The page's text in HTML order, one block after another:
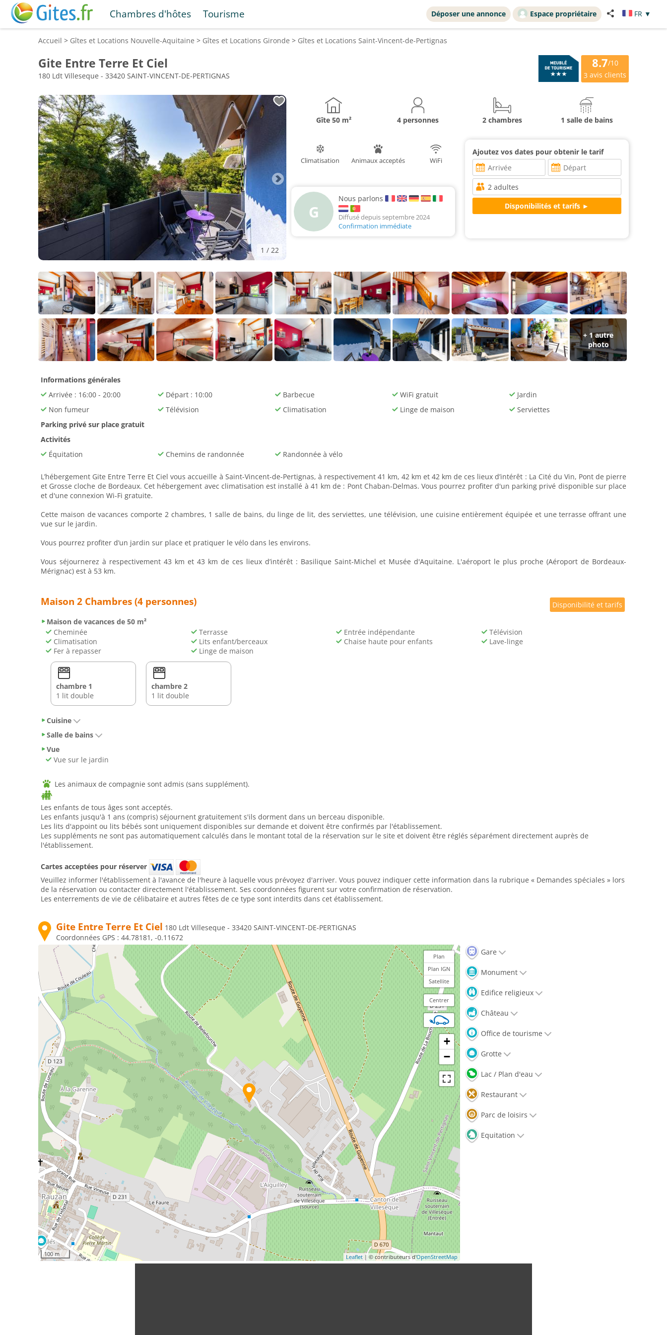
Chambres d'hôtes Tourisme Déposer une annonce Espace propriétaire FR ▼
Accueil > Gîtes et Locations Nouvelle-Aquitaine > Gîtes et Locations Gironde > Gîtes et Locations Saint-Vincent-de-Pertignas
8.7/10
3 avis clients
Gite Entre Terre Et Ciel
180 Ldt Villeseque - 33420 SAINT-VINCENT-DE-PERTIGNAS
1 / 22
Gîte 50 m² 4 personnes 2 chambres 1 salle de bains
Climatisation Animaux acceptés WiFi
Ajoutez vos dates pour obtenir le tarif
G
Nous parlons
Diffusé depuis septembre 2024
Confirmation immédiate
+ 1 autre
photo
Informations générales
Arrivée : 16:00 - 20:00
Départ : 10:00 Barbecue WiFi gratuit
Jardin
Non fumeur
Télévision Climatisation Linge de maison
Serviettes
Parking privé sur place gratuit
Activités
Équitation
Chemins de randonnée Randonnée à vélo
L’hébergement Gite Entre Terre Et Ciel vous accueille à Saint-Vincent-de-Pertignas, à respectivement 41 km, 42 km et 42 km de ces lieux d’intérêt : La Cité du Vin, Pont de pierre
et Grosse cloche de Bordeaux. Cet hébergement avec climatisation est installé à 41 km de : Pont Chaban-Delmas. Vous pourrez profiter d'un parking privé disponible sur place
et d'une connexion Wi-Fi gratuite.
Cette maison de vacances comporte 2 chambres, 1 salle de bains, du linge de lit, des serviettes, une télévision, une cuisine entièrement équipée et une terrasse offrant une
vue sur le jardin.
Vous pourrez profiter d’un jardin sur place et pratiquer le vélo dans les environs.
Vous séjournerez à respectivement 43 km et 43 km de ces lieux d’intérêt : Basilique Saint-Michel et Musée d'Aquitaine. L'aéroport le plus proche (Aéroport de Bordeaux-
Mérignac) est à 53 km.
Maison 2 Chambres (4 personnes)
Maison de vacances de 50 m²
Cheminée
Terrasse Entrée indépendante
Télévision
Climatisation
Lits enfant/berceaux Chaise haute pour enfants
Lave-linge
Fer à repasser
Linge de maison
chambre 1
1 lit double
chambre 2
1 lit double
Cuisine
Salle de bains
Vue
Vue sur le jardin
Disponibilité et tarifs
Les animaux de compagnie sont admis (sans supplément).
Les enfants de tous âges sont acceptés.
Les enfants jusqu'à 1 ans (compris) séjournent gratuitement s'ils dorment dans un berceau disponible.
Les lits d'appoint ou lits bébés sont uniquement disponibles sur demande et doivent être confirmés par l'établissement.
Les suppléments ne sont pas automatiquement calculés dans le montant total de la réservation sur le site et doivent être réglés séparément directement auprès de
l'établissement.
Cartes acceptées pour réserver
Veuillez informer l'établissement à l'avance de l'heure à laquelle vous prévoyez d'arriver. Vous pouvez indiquer cette information dans la rubrique « Demandes spéciales » lors
de la réservation ou contacter directement l'établissement. Ses coordonnées figurent sur votre confirmation de réservation.
Les enterrements de vie de célibataire et autres fêtes de ce type sont interdits dans cet établissement.
Gite Entre Terre Et Ciel 180 Ldt Villeseque - 33420 SAINT-VINCENT-DE-PERTIGNAS
Coordonnées GPS : 44.78181, -0.11672
Plan
Plan IGN
Satellite
Centrer
+
−
100 m Leaflet | © contributeurs d'OpenStreetMap
Gare
Monument
Edifice religieux
Château
Office de tourisme
Grotte
Lac / Plan d'eau
Restaurant
Parc de loisirs
Equitation